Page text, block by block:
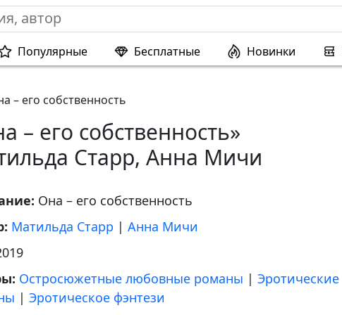
Популярные Бесплатные Новинки
– его собственность
– его собственность»
Старр, Анна Мичи
Она – его собственность
Матильда Старр | Анна Мичи
Остросюжетные любовные романы | Эротические
| Эротическое фэнтези